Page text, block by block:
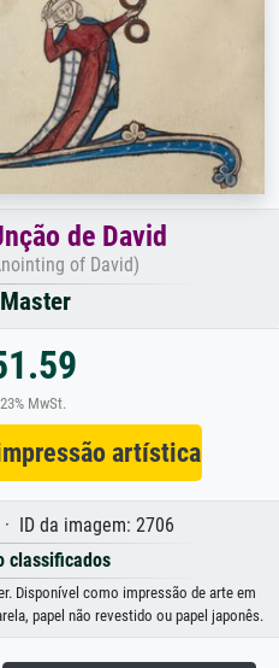
de David
of David)
MwSt.
artística
ID da imagem: 2706
classificados
Disponível como impressão de arte em
papel não revestido ou papel japonês.